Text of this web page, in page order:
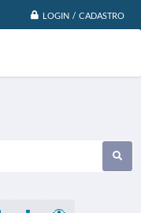
LOGIN / CADASTRO